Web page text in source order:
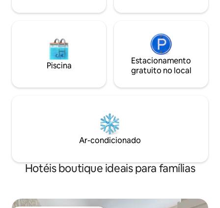
se preocupar com festas.
fabulosa!
Piscina
Estacionamento
gratuito no local
Ar-condicionado
Hotéis boutique ideais para famílias